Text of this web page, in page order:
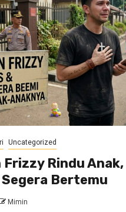
Uncategorized
Rindu Anak,
Bertemu
Mimin